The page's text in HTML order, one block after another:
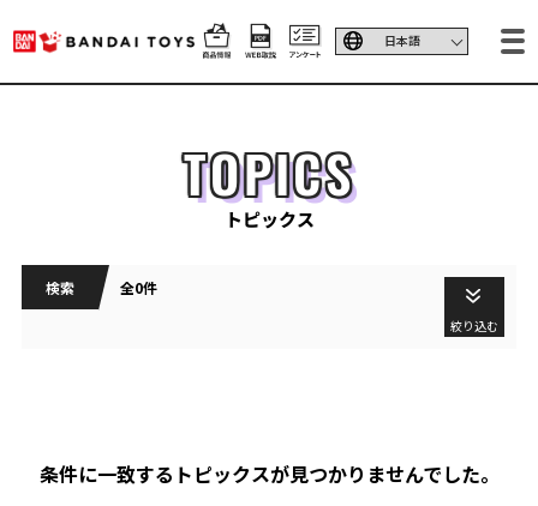
TOPICS
トピックス
検索 全0件
絞り込む
条件に一致するトピックスが見つかりませんでした。